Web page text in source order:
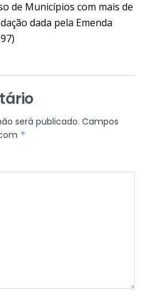
de Municípios com mais de
dada pela Emenda
será publicado. Campos
*